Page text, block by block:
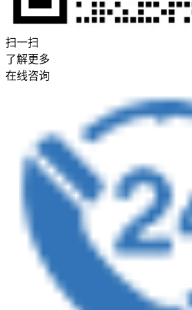
扫一扫
了解更多
在线咨询